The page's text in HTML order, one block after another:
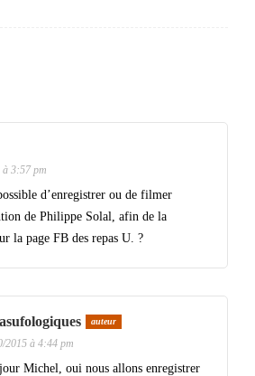
à 3:57 pm
d’enregistrer ou de filmer
de Philippe Solal, afin de la
la page FB des repas U. ?
auteur
2015 à 4:44 pm
Michel, oui nous allons enregistrer